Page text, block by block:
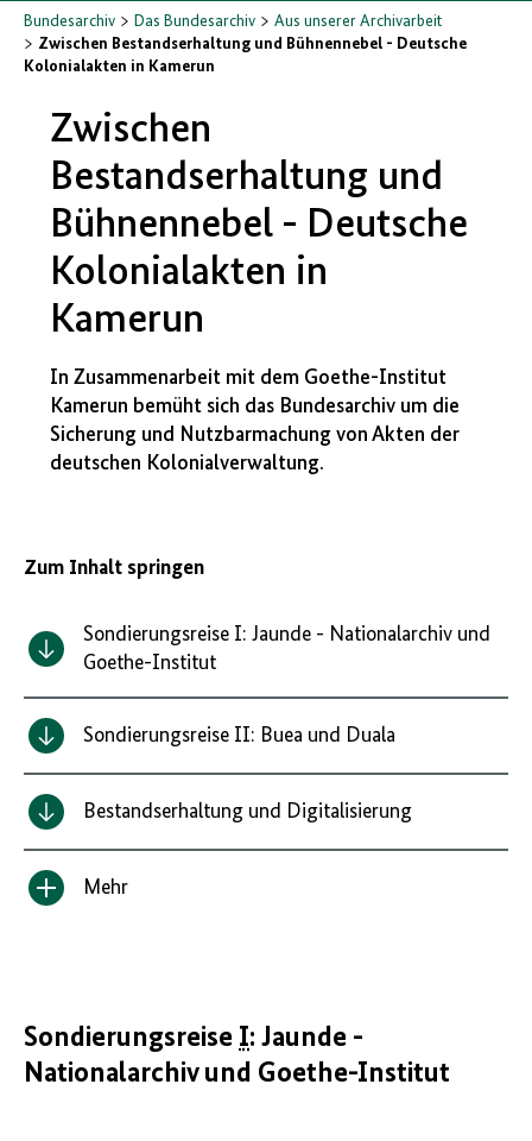
Bundesarchiv Das Bundesarchiv
Aus unserer Archivarbeit
Zwischen Bestandserhaltung und Bühnennebel - Deutsche
Kolonialakten in Kamerun
Zwischen
Bestandserhaltung und
Bühnennebel - Deutsche
Kolonialakten in
Kamerun
In Zusammenarbeit mit dem Goethe-Institut
Kamerun bemüht sich das Bundesarchiv um die
Sicherung und Nutzbarmachung von Akten der
deutschen Kolonialverwaltung.
Zum Inhalt springen
Sondierungsreise I: Jaunde - Nationalarchiv und
Goethe-Institut
Sondierungsreise II: Buea und Duala
Bestandserhaltung und Digitalisierung
Inhalt
Mehr
Sondierungsreise I: Jaunde -
Nationalarchiv und Goethe-Institut